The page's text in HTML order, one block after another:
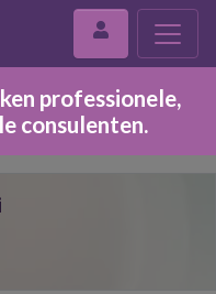
professionele,
consulenten.